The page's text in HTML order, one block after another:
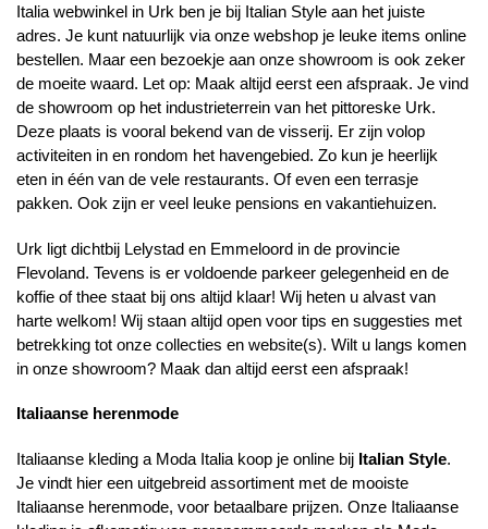
Italia webwinkel in Urk ben je bij Italian Style aan het juiste
adres. Je kunt natuurlijk via onze webshop je leuke items online
bestellen. Maar een bezoekje aan onze showroom is ook zeker
de moeite waard. Let op: Maak altijd eerst een afspraak. Je vind
de showroom op het industrieterrein van het pittoreske Urk.
Deze plaats is vooral bekend van de visserij. Er zijn volop
activiteiten in en rondom het havengebied. Zo kun je heerlijk
eten in één van de vele restaurants. Of even een terrasje
pakken. Ook zijn er veel leuke pensions en vakantiehuizen.
Urk ligt dichtbij Lelystad en Emmeloord in de provincie
Flevoland. Tevens is er voldoende parkeer gelegenheid en de
koffie of thee staat bij ons altijd klaar! Wij heten u alvast van
harte welkom! Wij staan altijd open voor tips en suggesties met
betrekking tot onze collecties en website(s). Wilt u langs komen
in onze showroom? Maak dan altijd eerst een afspraak!
Italiaanse herenmode
Italiaanse kleding a Moda Italia koop je online bij Italian Style.
Je vindt hier een uitgebreid assortiment met de mooiste
Italiaanse herenmode, voor betaalbare prijzen. Onze Italiaanse